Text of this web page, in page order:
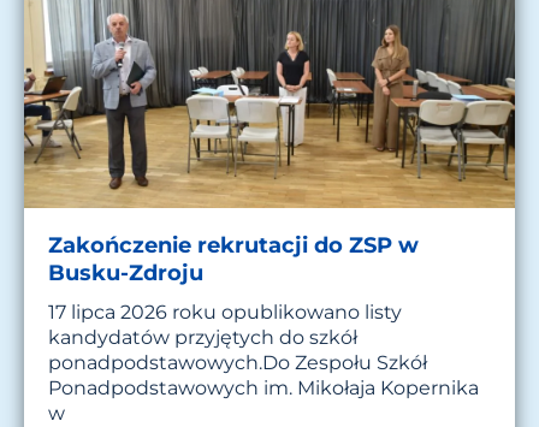
Zakończenie rekrutacji do ZSP w
Busku-Zdroju
17 lipca 2026 roku opublikowano listy
kandydatów przyjętych do szkół
ponadpodstawowych.Do Zespołu Szkół
Ponadpodstawowych im. Mikołaja Kopernika
w